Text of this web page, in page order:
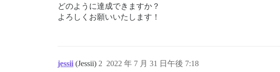
どのように達成できますか？
よろしくお願いいたします！
jessii (Jessii) 2022 年 7 月 31 日午後 7:18
2